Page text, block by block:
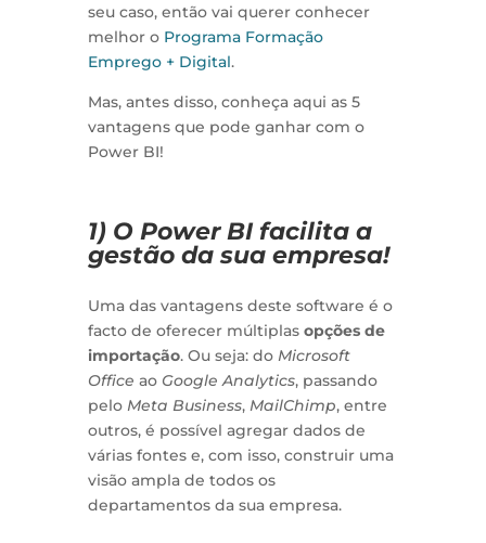
seu caso, então vai querer conhecer
melhor o Programa Formação
Emprego + Digital.
Mas, antes disso, conheça aqui as 5
vantagens que pode ganhar com o
Power BI!
1) O Power BI facilita a
gestão da sua empresa!
Uma das vantagens deste software é o
facto de oferecer múltiplas opções de
importação. Ou seja: do Microsoft
Office ao Google Analytics, passando
pelo Meta Business, MailChimp, entre
outros, é possível agregar dados de
várias fontes e, com isso, construir uma
visão ampla de todos os
departamentos da sua empresa.